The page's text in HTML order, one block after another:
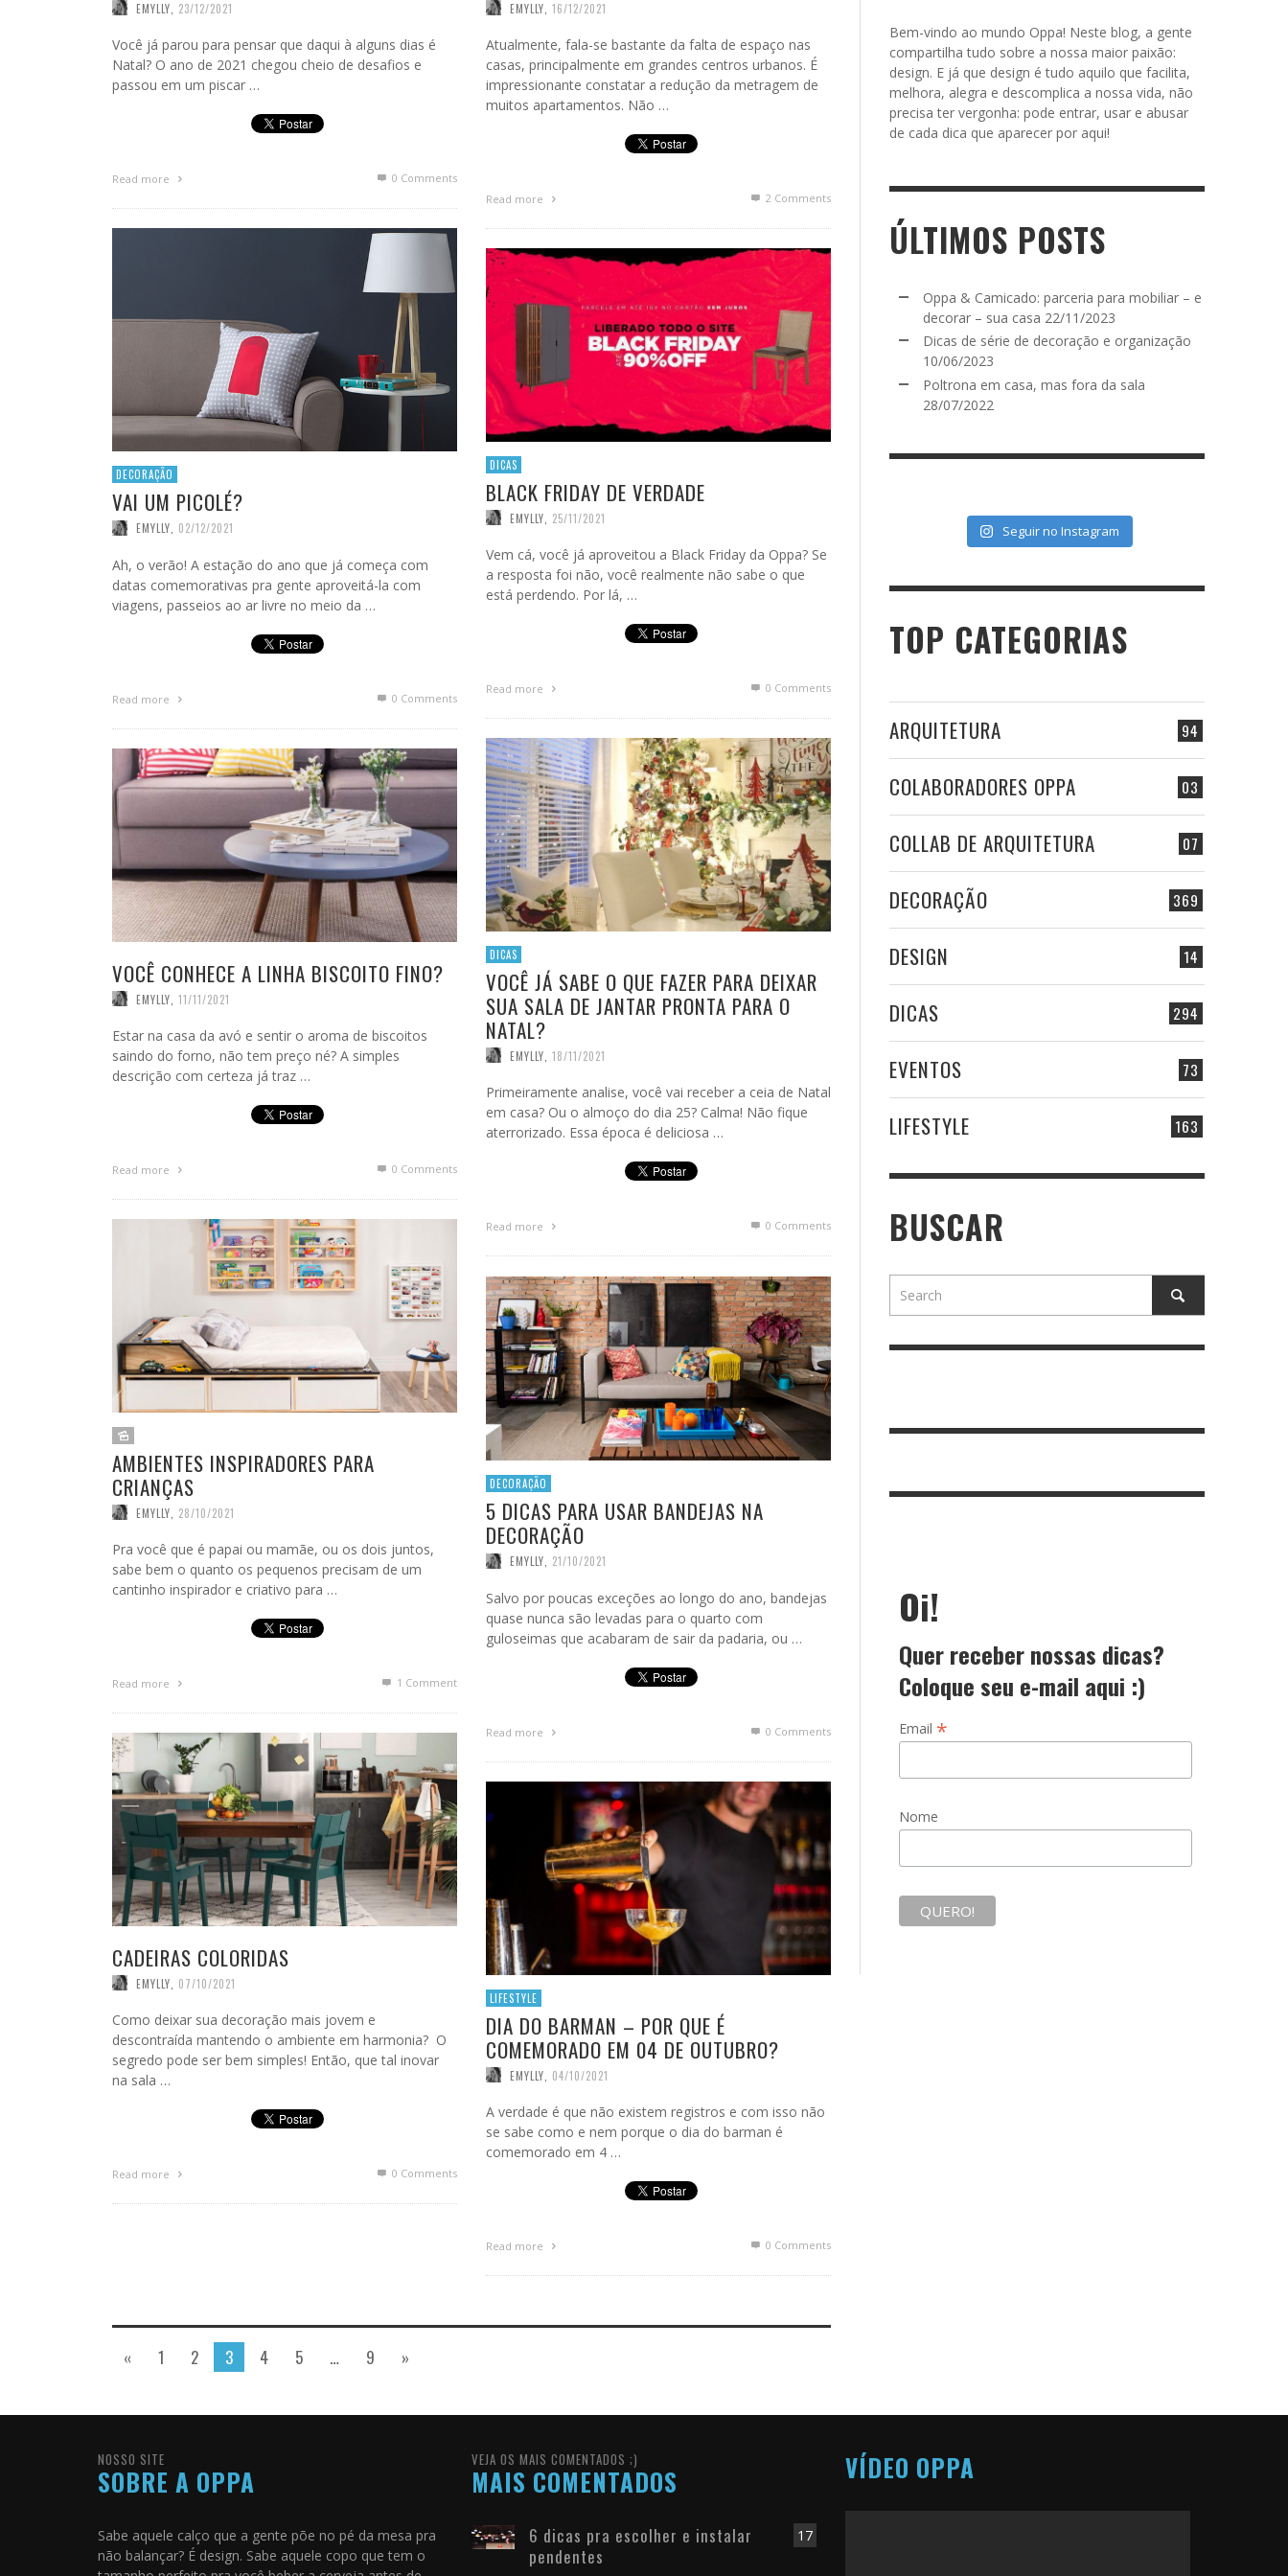
EMYLLY 23/12/2021
Você já parou para pensar que daqui à alguns dias é
Natal? O ano de 2021 chegou cheio de desafios e
passou em um piscar …
Read more 0 Comments
EMYLLY 16/12/2021
Atualmente, fala-se bastante da falta de espaço nas
casas, principalmente em grandes centros urbanos. É
impressionante constatar a redução da metragem de
muitos apartamentos. Não …
Read more 2 Comments
DECORAÇÃO
VAI UM PICOLÉ?
EMYLLY 02/12/2021
Ah, o verão! A estação do ano que já começa com
datas comemorativas pra gente aproveitá-la com
viagens, passeios ao ar livre no meio da …
Read more 0 Comments
DICAS
BLACK FRIDAY DE VERDADE
EMYLLY 25/11/2021
Vem cá, você já aproveitou a Black Friday da Oppa? Se
a resposta foi não, você realmente não sabe o que
está perdendo. Por lá, …
Read more 0 Comments
DICAS
VOCÊ JÁ SABE O QUE FAZER PARA DEIXAR
SUA SALA DE JANTAR PRONTA PARA O
NATAL?
EMYLLY 18/11/2021
Primeiramente analise, você vai receber a ceia de Natal
em casa? Ou o almoço do dia 25? Calma! Não fique
aterrorizado. Essa época é deliciosa …
Read more 0 Comments
VOCÊ CONHECE A LINHA BISCOITO FINO?
EMYLLY 11/11/2021
Estar na casa da avó e sentir o aroma de biscoitos
saindo do forno, não tem preço né? A simples
descrição com certeza já traz …
Read more 0 Comments
AMBIENTES INSPIRADORES PARA
CRIANÇAS
EMYLLY 28/10/2021
Pra você que é papai ou mamãe, ou os dois juntos,
sabe bem o quanto os pequenos precisam de um
cantinho inspirador e criativo para …
Read more 1 Comment
DECORAÇÃO
5 DICAS PARA USAR BANDEJAS NA
DECORAÇÃO
EMYLLY 21/10/2021
Salvo por poucas exceções ao longo do ano, bandejas
quase nunca são levadas para o quarto com
guloseimas que acabaram de sair da padaria, ou …
Read more 0 Comments
CADEIRAS COLORIDAS
EMYLLY 07/10/2021
Como deixar sua decoração mais jovem e
descontraída mantendo o ambiente em harmonia? O
segredo pode ser bem simples! Então, que tal inovar
na sala …
Read more 0 Comments
LIFESTYLE
DIA DO BARMAN – POR QUE É
COMEMORADO EM 04 DE OUTUBRO?
EMYLLY 04/10/2021
A verdade é que não existem registros e com isso não
se sabe como e nem porque o dia do barman é
comemorado em 4 …
Read more 0 Comments
« 1 2 3 4 5 … 9 »
Bem-vindo ao mundo Oppa! Neste blog, a gente
compartilha tudo sobre a nossa maior paixão:
design. E já que design é tudo aquilo que facilita,
melhora, alegra e descomplica a nossa vida, não
precisa ter vergonha: pode entrar, usar e abusar
de cada dica que aparecer por aqui!
ÚLTIMOS POSTS
Oppa & Camicado: parceria para mobiliar – e
decorar – sua casa 22/11/2023
Dicas de série de decoração e organização
10/06/2023
Poltrona em casa, mas fora da sala
28/07/2022
Seguir no Instagram
TOP CATEGORIAS
94
ARQUITETURA
03
COLABORADORES OPPA
07
COLLAB DE ARQUITETURA
369
DECORAÇÃO
14
DESIGN
294
DICAS
73
EVENTOS
163
LIFESTYLE
BUSCAR
Oi!
Quer receber nossas dicas?
Coloque seu e-mail aqui :)
Email *
Nome
NOSSO SITE
SOBRE A OPPA
Sabe aquele calço que a gente põe no pé da mesa pra
não balançar? É design. Sabe aquele copo que tem o
VEJA OS MAIS COMENTADOS ;)
MAIS COMENTADOS
17
6 dicas pra escolher e instalar
pendentes
VÍDEO OPPA